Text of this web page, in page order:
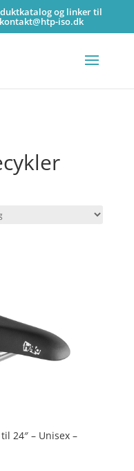
og linker til
kontakt@htp-iso.dk
24″ – Unisex –